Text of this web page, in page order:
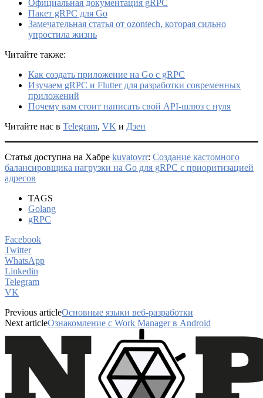
Официальная документация gRPC
Пакет gRPC для Go
Замечательная статья от ozontech, которая сильно
упростила жизнь
Читайте также:
Как создать приложение на Go с gRPC
Изучаем gRPC и Flutter для разработки современных
приложений
Почему вам стоит написать свой API-шлюз с нуля
Читайте нас в Telegram, VK и Дзен
Статья доступна на Хабре kuvatovrr: Создание кастомного
балансировщика нагрузки на Go для gRPC с приоритизацией
адресов
TAGS
Golang
gRPC
Facebook
Twitter
WhatsApp
Linkedin
Telegram
VK
Previous articleОсновные языки веб-разработки
Next articleОзнакомление с Work Manager в Android